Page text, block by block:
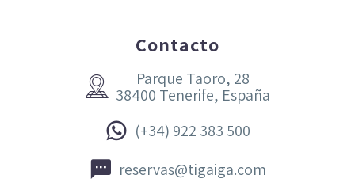
Contacto


Parque Taoro, 28
38400 Tenerife, España

 (+34) 922 383 500

 reservas@tigaiga.com